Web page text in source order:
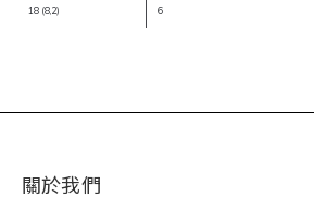
18 (8,2) 6
關於我們